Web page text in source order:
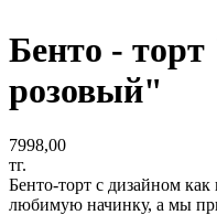
Бенто -
розовый"
7998,00
тг.
Бенто-торт с дизайном
любимую начинку, а мы